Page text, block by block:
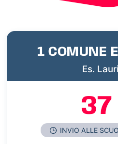
1 COMUNE
Es.
37
INVIO ALLE